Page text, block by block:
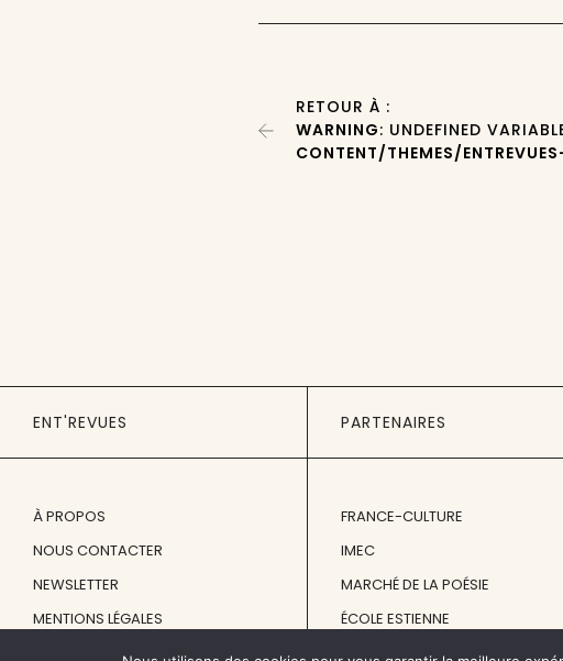
RETOUR À :
WARNING: UNDEFINED
CONTENT/THEMES/
ENT'REVUES
À PROPOS
NOUS CONTACTER
NEWSLETTER
MENTIONS LÉGALES
PARTENAIRES
FRANCE-CULTURE
IMEC
MARCHÉ DE LA POÉSIE
ÉCOLE ESTIENNE